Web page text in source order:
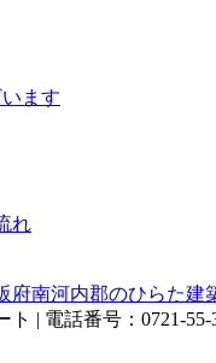
ます
れ